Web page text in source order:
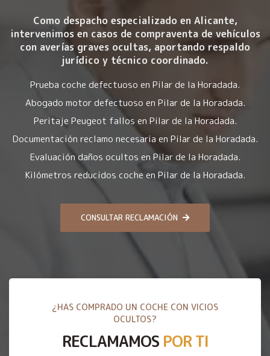
Como despacho especializado en Alicante,
intervenimos en casos de compraventa de vehículos
con averías graves ocultas, aportando respaldo
jurídico y técnico coordinado.
Prueba coche defectuoso en Pilar de la Horadada.
Abogado motor defectuoso en Pilar de la Horadada.
Peritaje Peugeot fallos en Pilar de la Horadada.
Documentación reclamo necesaria en Pilar de la Horadada.
Evaluación daños ocultos en Pilar de la Horadada.
Kilómetros reducidos coche en Pilar de la Horadada.
CONSULTAR RECLAMACIÓN
¿HAS COMPRADO UN COCHE CON VICIOS
OCULTOS?
RECLAMAMOS POR TI